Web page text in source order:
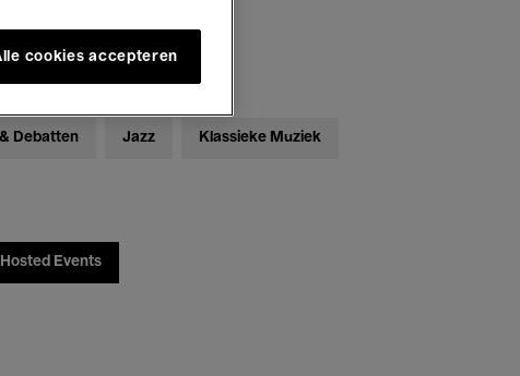
Debatten Jazz Klassieke Muziek
Hosted Events
cookies accepteren